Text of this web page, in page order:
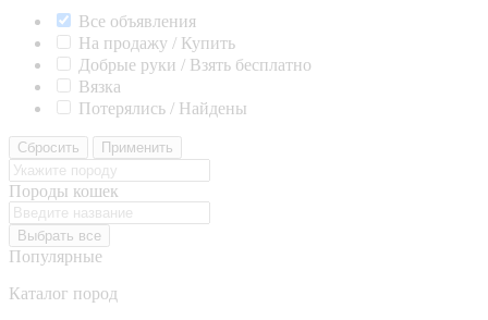
Все объявления
На продажу / Купить
Добрые руки / Взять бесплатно
Вязка
Потерялись / Найдены
Сбросить Применить
Породы кошек
Выбрать все
Популярные
Каталог пород